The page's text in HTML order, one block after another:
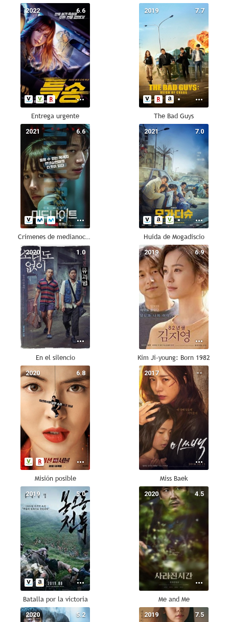
6.6
2022
Entrega urgente
7.7
2019
The Bad Guys
6.6
2021
Crímenes de medianoche (Midnight)
7.0
2021
Huida de Mogadiscio
1.0
2020
En el silencio
6.9
2019
Kim Ji-young: Born 1982
6.8
2020
Misión posible
--
2017
Miss Baek
5.0
2019
Batalla por la victoria
4.5
2020
Me and Me
5.2
2020 7.5
2019